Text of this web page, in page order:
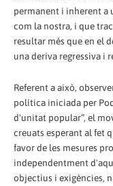
permanent i inherent a
com la nostra, i que
resultar més que en el
una deriva regressiva i
Referent a això,
política iniciada per
d'unitat popular”, el
creuats esperant al fet
favor de les mesures
independentment
objectius i exigències,